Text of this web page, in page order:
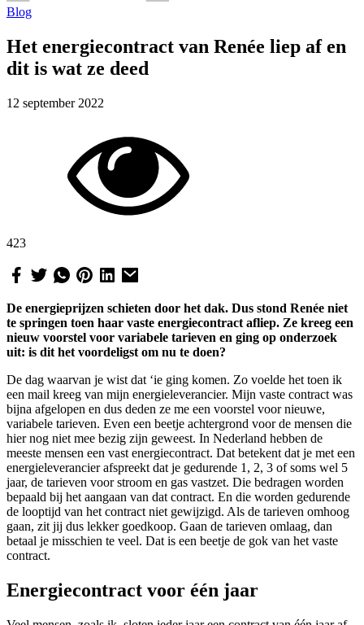
Blog
Het energiecontract van Renée liep af en
dit is wat ze deed
12 september 2022
423
De energieprijzen schieten door het dak. Dus stond Renée niet
te springen toen haar vaste energiecontract afliep. Ze kreeg een
nieuw voorstel voor variabele tarieven en ging op onderzoek
uit: is dit het voordeligst om nu te doen?
De dag waarvan je wist dat ‘ie ging komen. Zo voelde het toen ik
een mail kreeg van mijn energieleverancier. Mijn vaste contract was
bijna afgelopen en dus deden ze me een voorstel voor nieuwe,
variabele tarieven. Even een beetje achtergrond voor de mensen die
hier nog niet mee bezig zijn geweest. In Nederland hebben de
meeste mensen een vast energiecontract. Dat betekent dat je met een
energieleverancier afspreekt dat je gedurende 1, 2, 3 of soms wel 5
jaar, de tarieven voor stroom en gas vastzet. Die bedragen worden
bepaald bij het aangaan van dat contract. En die worden gedurende
de looptijd van het contract niet gewijzigd. Als de tarieven omhoog
gaan, zit jij dus lekker goedkoop. Gaan de tarieven omlaag, dan
betaal je misschien te veel. Dat is een beetje de gok van het vaste
contract.
Energiecontract voor één jaar